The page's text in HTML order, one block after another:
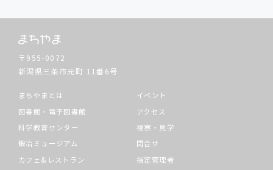
〒955-0072
新潟県三条市元町 11番6号
まちやまとは
図書館・電子図書館
科学教育センター
鍛冶ミュージアム
カフェ&レストラン
イベント
アクセス
視察・見学
問合せ
指定管理者